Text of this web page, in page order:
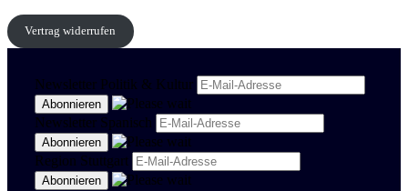
Vertrag widerrufen
Newsletter Politik & Kultur
Newsletter Spanisch
Region Stuttgart